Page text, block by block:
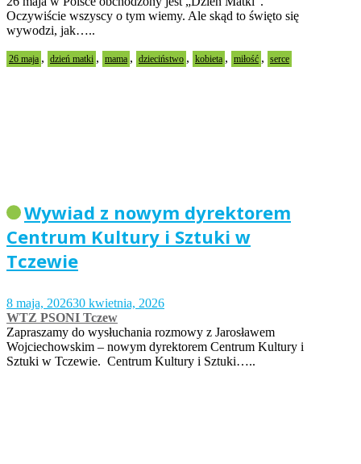
Oczywiście wszyscy o tym wiemy. Ale skąd to święto się
wywodzi, jak…..
26 maja , dzień matki , mama , dzieciństwo , kobieta , miłość , serce
Wywiad z nowym dyrektorem
Centrum Kultury i Sztuki w
Tczewie
8 maja, 202630 kwietnia, 2026
WTZ PSONI Tczew
Zapraszamy do wysłuchania rozmowy z Jarosławem
Wojciechowskim – nowym dyrektorem Centrum Kultury i
Sztuki w Tczewie. Centrum Kultury i Sztuki…..